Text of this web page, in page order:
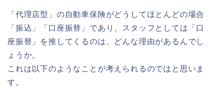
「代理店型」の自動車保険がどうしてほとんどの場合
「振込」「口座振替」であり、スタッフとしては「口
座振替」を推してくるのは、どんな理由があるんでし
ょうか。
これは以下のようなことが考えられるのではと思いま
す。